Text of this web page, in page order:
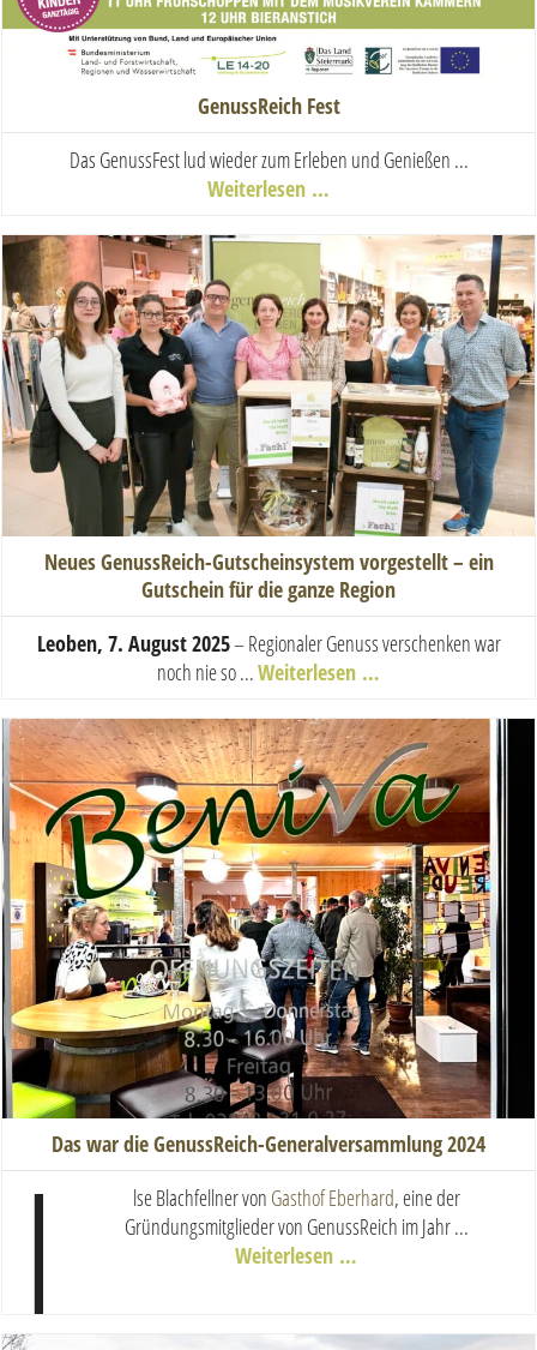
GenussReich Fest
Das GenussFest lud wieder zum Erleben und Genießen ...
Weiterlesen …
Neues GenussReich-Gutscheinsystem vorgestellt – ein
Gutschein für die ganze Region
Leoben, 7. August 2025– Regionaler Genuss verschenken war
noch nie so ...Weiterlesen …
Das war die GenussReich-Generalversammlung 2024
I lse Blachfellner von Gasthof Eberhard, eine der
Gründungsmitglieder von GenussReich im Jahr ...
Weiterlesen …